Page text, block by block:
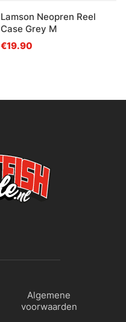
Lamson Neopren Reel
Case Grey M
€19.90
Algemene
voorwaarden